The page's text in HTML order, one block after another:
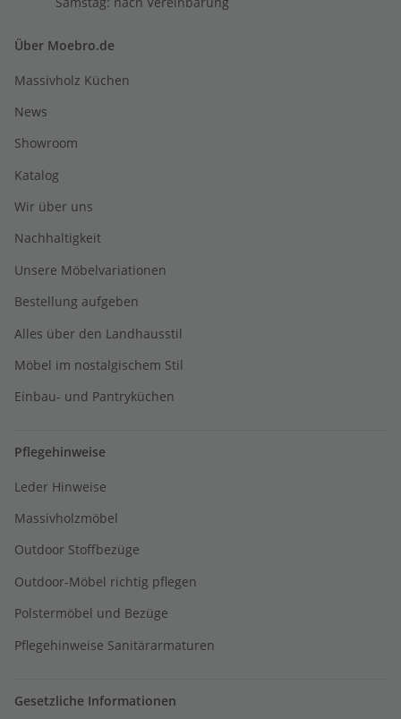
Über Moebro.de
Massivholz Küchen
News
Showroom
Katalog
Wir über uns
Nachhaltigkeit
Unsere Möbelvariationen
Bestellung aufgeben
Alles über den Landhausstil
Möbel im nostalgischem Stil
Einbau- und Pantryküchen
Pflegehinweise
Leder Hinweise
Massivholzmöbel
Outdoor Stoffbezüge
Outdoor-Möbel richtig pflegen
Polstermöbel und Bezüge
Pflegehinweise Sanitärarmaturen
Gesetzliche Informationen